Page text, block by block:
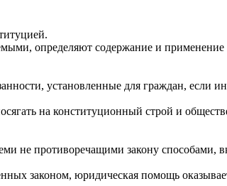
определяют содержание и
установленные для граждан, если
на конституционный строй и
не противоречащими закону способами,
законом, юридическая помощь